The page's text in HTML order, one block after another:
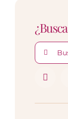
Buscar: